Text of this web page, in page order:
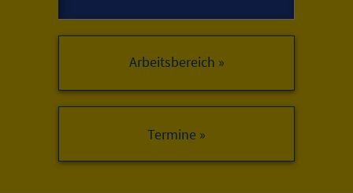
Arbeitsbereich »